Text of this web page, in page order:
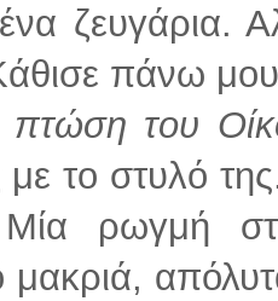
ζευγάρια.
πάνω
του
με το στυλό
ρωγμή